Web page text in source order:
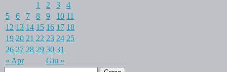
« Apr Giu »
1 2 3
4
5
6 7 8 9 10 11
12 13 14 15 16 17 18
19 20 21 22 23 24 25
26 27 28 29 30 31